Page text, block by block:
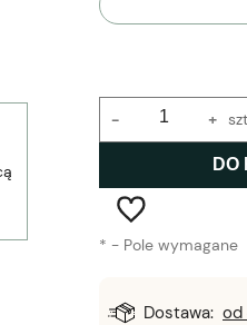
+
-
DO
* - Pole wymagane
Dostawa: od